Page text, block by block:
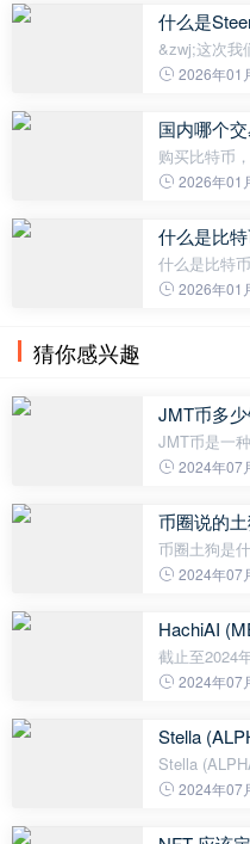
生代币。 日
什么是
&zwj;这次我
在考虑从众
缺点、未来
2026年01
国内哪个
购买比特币
三大中文数
2026年01
什么是比
什么是比特
统金融系统
2026年01
猜你感兴趣
JMT币多
JMT币是一
随着加密货
系列的波动
2024年07
币圈说的
币圈土狗是
用来形容一
风险高等问
2024年07
HachiAI
截止至2024
时最新价格
2024年07
Stella
Stella
年03月26日
Stella
2024年07